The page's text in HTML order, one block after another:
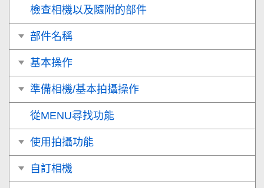
檢查相機以及隨附的部件
部件名稱
基本操作
準備相機/基本拍攝操作
從MENU尋找功能
使用拍攝功能
自訂相機